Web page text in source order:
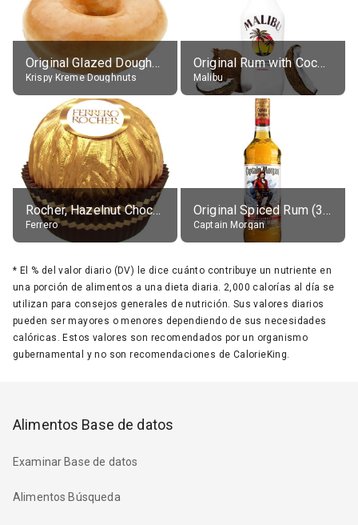
Original Glazed Doughnut
Krispy Kreme Doughnuts
Original Rum with Coconut Flavour (21% alc.)
Malibu
Rocher, Hazelnut Chocolate Ball
Ferrero
Original Spiced Rum (35% alc.)
Captain Morgan
* El % del valor diario (DV) le dice cuánto contribuye un nutriente en
una porción de alimentos a una dieta diaria. 2,000 calorías al día se
utilizan para consejos generales de nutrición. Sus valores diarios
pueden ser mayores o menores dependiendo de sus necesidades
calóricas. Estos valores son recomendados por un organismo
gubernamental y no son recomendaciones de CalorieKing.
Alimentos Base de datos
Examinar Base de datos
Alimentos Búsqueda